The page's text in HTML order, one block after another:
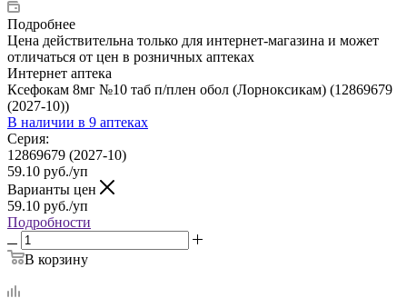
Подробнее
Цена действительна только для интернет-магазина и может
отличаться от цен в розничных аптеках
Интернет аптека
Ксефокам 8мг №10 таб п/плен обол (Лорноксикам) (12869679
(2027-10))
В наличии в 9 аптеках
Серия:
12869679 (2027-10)
59.10 руб./уп
Варианты цен
59.10 руб./уп
Подробности
В корзину